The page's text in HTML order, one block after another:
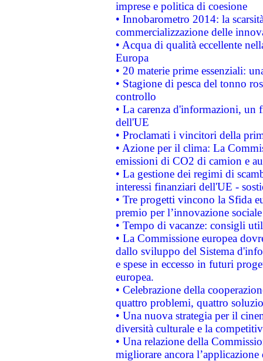
imprese e politica di coesione
• Innobarometro 2014: la
commercializzazione delle
• Acqua di qualità eccellente
Europa
• 20 materie prime essenziali:
• Stagione di pesca del tonno
controllo
• La carenza d'informazioni, un
dell'UE
• Proclamati i vincitori della
• Azione per il clima: La
emissioni di CO2 di camion e
• La gestione dei regimi di
interessi finanziari dell'UE -
• Tre progetti vincono la Sfida
premio per l’innovazione sociale
• Tempo di vacanze: consigli
• La Commissione europea
dallo sviluppo del Sistema
e spese in eccesso in futuri
europea.
• Celebrazione della
quattro problemi, quattro
• Una nuova strategia per il
diversità culturale e la
• Una relazione della
migliorare ancora